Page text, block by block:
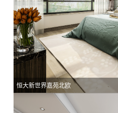
恒大新世界嘉苑北欧